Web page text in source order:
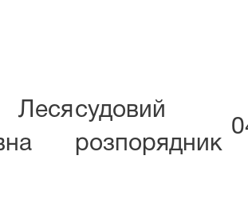
Лесясудовий
розпорядник